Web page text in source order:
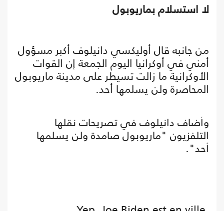
لا استسلام بماريوبول
من جانبه قال أوليكسي دانيلوف أكبر مسؤول
أمني في أوكرانيا اليوم الجمعة إن القوات
الأوكرانية ما زالت تسيطر على مدينة ماريوبول
المحاصرة ولن يسلمها أحد.
وأضاف دانيلوف في تصريحات نقلها
التلفزيون "ماريوبول صامدة ولن يسلمها
أحد".